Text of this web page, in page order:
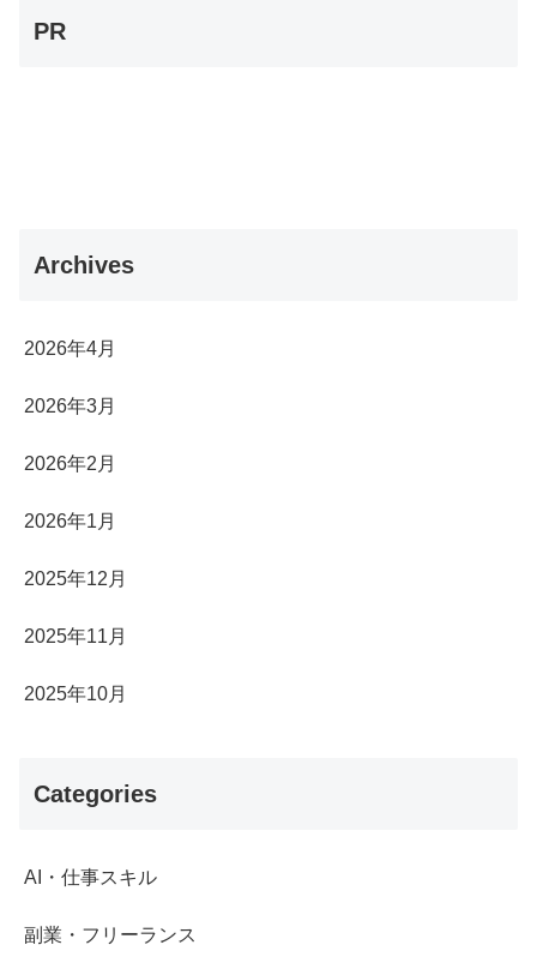
PR
Archives
2026年4月
2026年3月
2026年2月
2026年1月
2025年12月
2025年11月
2025年10月
Categories
AI・仕事スキル
副業・フリーランス